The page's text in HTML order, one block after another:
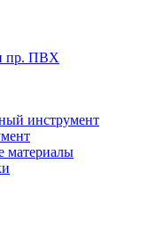
пр. ПВХ
инструмент
материалы